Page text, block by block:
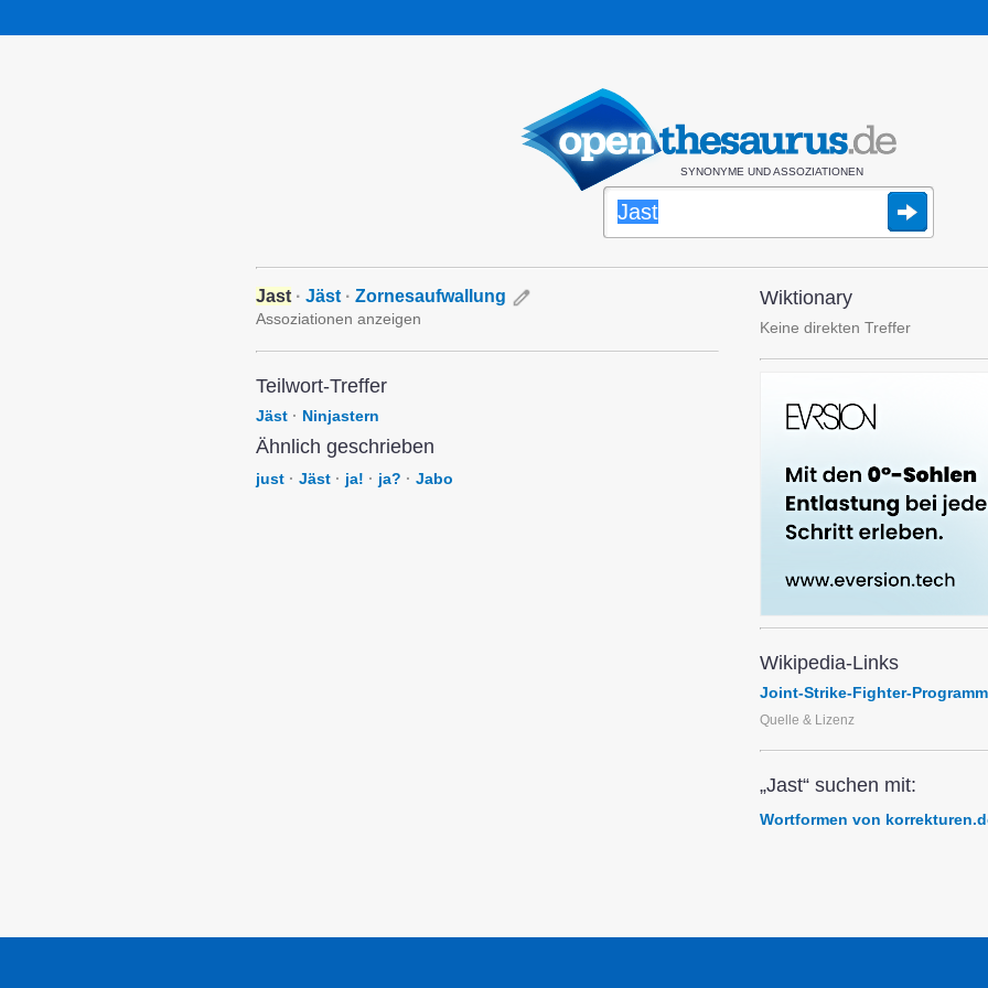
SYNONYME UND ASSOZIATIONEN
Jast · Jäst · Zornesaufwallung
Assoziationen anzeigen
Teilwort-Treffer
Jäst · Ninjastern
Ähnlich geschrieben
just · Jäst · ja! · ja? · Jabo
Wiktionary
Keine direkten Treffer
Wikipedia-Links
Joint-Strike-Fighter-Programm
Quelle & Lizenz
„Jast“ suchen mit:
Wortformen von